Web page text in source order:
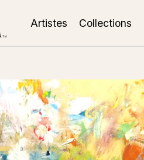
Artistes Collections